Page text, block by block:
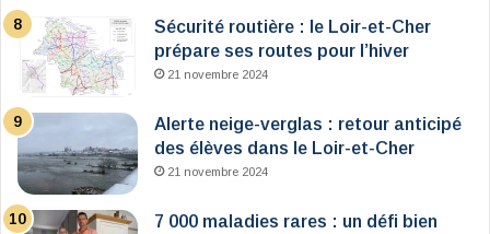
Sécurité routière : le Loir-et-Cher
prépare ses routes pour l’hiver
21 novembre 2024
Alerte neige-verglas : retour anticipé
des élèves dans le Loir-et-Cher
21 novembre 2024
7 000 maladies rares : un défi bien